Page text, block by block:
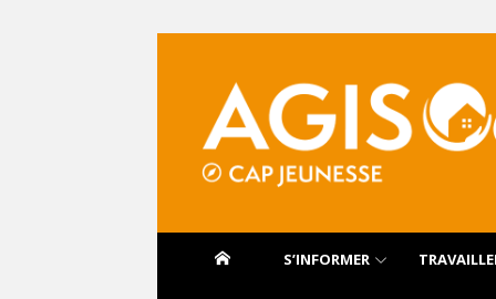
S’INFORMER